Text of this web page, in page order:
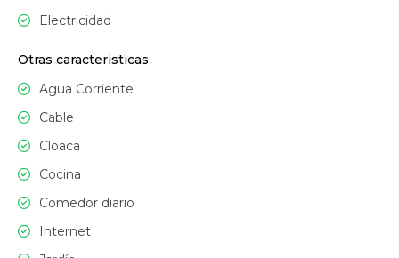
Electricidad
Otras caracteristicas
Agua Corriente
Cable
Cloaca
Cocina
Comedor diario
Internet